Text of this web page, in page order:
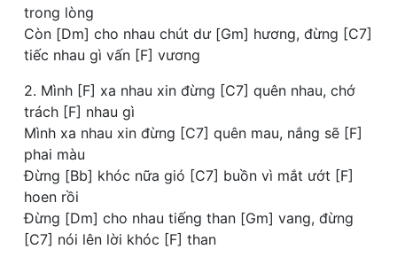
trong lòng
Còn [Dm] cho nhau chút dư [Gm] hương, đừng [C7]
tiếc nhau gì vấn [F] vương
2. Mình [F] xa nhau xin đừng [C7] quên nhau, chớ
trách [F] nhau gì
Mình xa nhau xin đừng [C7] quên mau, nắng sẽ [F]
phai màu
Đừng [Bb] khóc nữa gió [C7] buồn vì mắt ướt [F]
hoen rồi
Đừng [Dm] cho nhau tiếng than [Gm] vang, đừng
[C7] nói lên lời khóc [F] than